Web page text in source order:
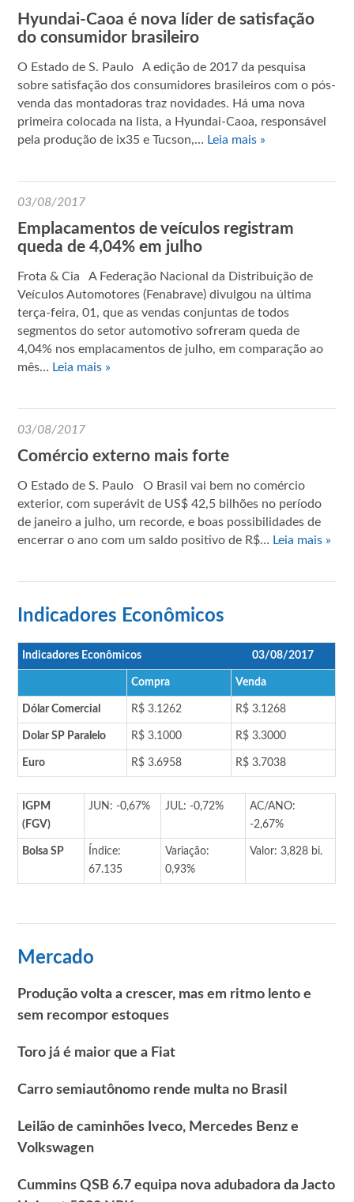
Hyundai-Caoa é nova líder de satisfação
do consumidor brasileiro
O Estado de S. Paulo A edição de 2017 da pesquisa
sobre satisfação dos consumidores brasileiros com o pós-
venda das montadoras traz novidades. Há uma nova
primeira colocada na lista, a Hyundai-Caoa, responsável
pela produção de ix35 e Tucson,… Leia mais »
03/08/2017
Emplacamentos de veículos registram
queda de 4,04% em julho
Frota & Cia A Federação Nacional da Distribuição de
Veículos Automotores (Fenabrave) divulgou na última
terça-feira, 01, que as vendas conjuntas de todos
segmentos do setor automotivo sofreram queda de
4,04% nos emplacamentos de julho, em comparação ao
mês… Leia mais »
03/08/2017
Comércio externo mais forte
O Estado de S. Paulo O Brasil vai bem no comércio
exterior, com superávit de US$ 42,5 bilhões no período
de janeiro a julho, um recorde, e boas possibilidades de
encerrar o ano com um saldo positivo de R$… Leia mais »
Indicadores Econômicos
Indicadores Econômicos 03/08/2017
Compra Venda
Dólar Comercial R$ 3.1262 R$ 3.1268
Dolar SP Paralelo R$ 3.1000 R$ 3.3000
Euro R$ 3.6958 R$ 3.7038
IGPM
(FGV)
JUN: -0,67% JUL: -0,72%
AC/ANO:
-2,67%
Bolsa SP
Índice:
67.135
Variação:
0,93%
Valor: 3,828 bi.
Mercado
Produção volta a crescer, mas em ritmo lento e
sem recompor estoques
Toro já é maior que a Fiat
Carro semiautônomo rende multa no Brasil
Leilão de caminhões Iveco, Mercedes Benz e
Volkswagen
Cummins QSB 6.7 equipa nova adubadora da Jacto